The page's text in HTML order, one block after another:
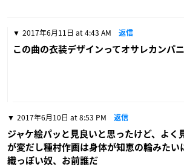
2017年6月11日 at 4:43 AM 返信
この曲の衣装デザインってオサレカンパ
2017年6月10日 at 8:53 PM 返信
ジャケ絵パッと見良いと思ったけど、よく
が変だし種村作画は身体が知恵の輪みた
織っぽい奴、お前誰だ